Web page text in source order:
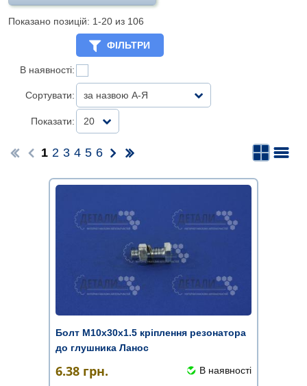
Показано позицій: 1-20 из 106
ФІЛЬТРИ
В наявності:
Сортувати: за назвою А-Я
Показати: 20
1 2 3 4 5 6
Болт М10х30х1.5 кріплення резонатора
до глушника Ланос
6.38 грн. В наявності